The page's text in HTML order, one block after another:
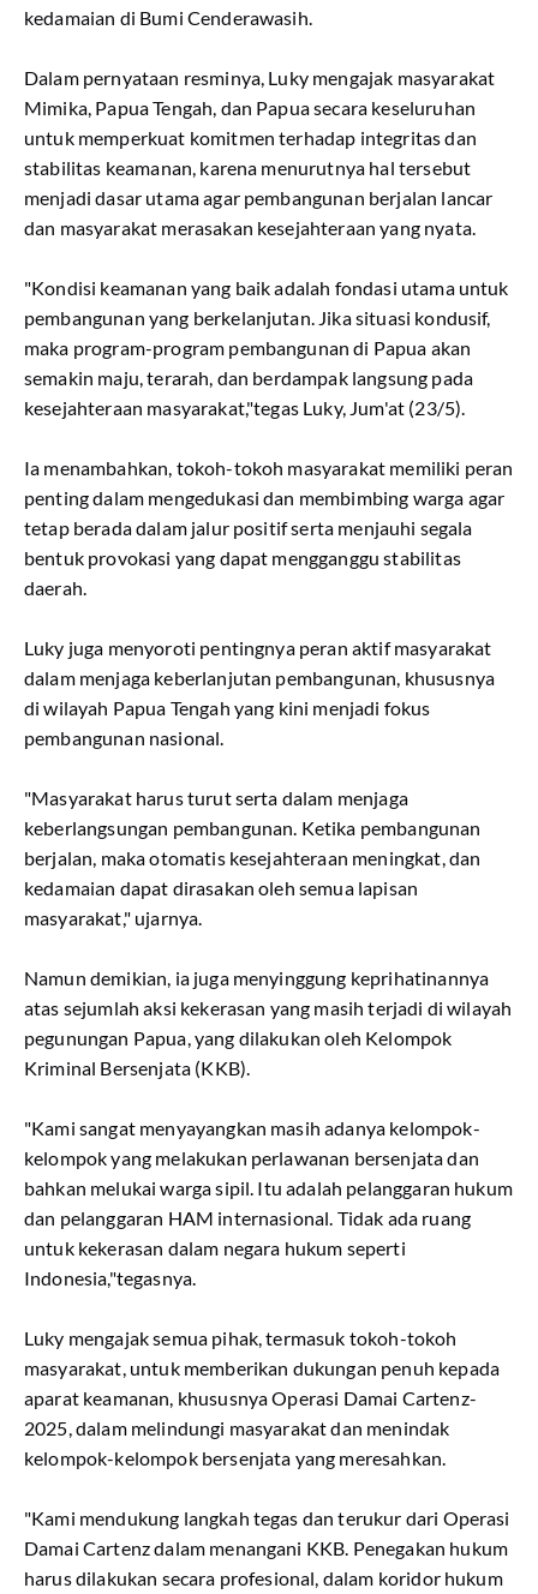
kedamaian di Bumi Cenderawasih.
Dalam pernyataan resminya, Luky mengajak masyarakat
Mimika, Papua Tengah, dan Papua secara keseluruhan
untuk memperkuat komitmen terhadap integritas dan
stabilitas keamanan, karena menurutnya hal tersebut
menjadi dasar utama agar pembangunan berjalan lancar
dan masyarakat merasakan kesejahteraan yang nyata.
"Kondisi keamanan yang baik adalah fondasi utama untuk
pembangunan yang berkelanjutan. Jika situasi kondusif,
maka program-program pembangunan di Papua akan
semakin maju, terarah, dan berdampak langsung pada
kesejahteraan masyarakat,"tegas Luky, Jum'at (23/5).
Ia menambahkan, tokoh-tokoh masyarakat memiliki peran
penting dalam mengedukasi dan membimbing warga agar
tetap berada dalam jalur positif serta menjauhi segala
bentuk provokasi yang dapat mengganggu stabilitas
daerah.
Luky juga menyoroti pentingnya peran aktif masyarakat
dalam menjaga keberlanjutan pembangunan, khususnya
di wilayah Papua Tengah yang kini menjadi fokus
pembangunan nasional.
"Masyarakat harus turut serta dalam menjaga
keberlangsungan pembangunan. Ketika pembangunan
berjalan, maka otomatis kesejahteraan meningkat, dan
kedamaian dapat dirasakan oleh semua lapisan
masyarakat," ujarnya.
Namun demikian, ia juga menyinggung keprihatinannya
atas sejumlah aksi kekerasan yang masih terjadi di wilayah
pegunungan Papua, yang dilakukan oleh Kelompok
Kriminal Bersenjata (KKB).
"Kami sangat menyayangkan masih adanya kelompok-
kelompok yang melakukan perlawanan bersenjata dan
bahkan melukai warga sipil. Itu adalah pelanggaran hukum
dan pelanggaran HAM internasional. Tidak ada ruang
untuk kekerasan dalam negara hukum seperti
Indonesia,"tegasnya.
Luky mengajak semua pihak, termasuk tokoh-tokoh
masyarakat, untuk memberikan dukungan penuh kepada
aparat keamanan, khususnya Operasi Damai Cartenz-
2025, dalam melindungi masyarakat dan menindak
kelompok-kelompok bersenjata yang meresahkan.
"Kami mendukung langkah tegas dan terukur dari Operasi
Damai Cartenz dalam menangani KKB. Penegakan hukum
harus dilakukan secara profesional, dalam koridor hukum